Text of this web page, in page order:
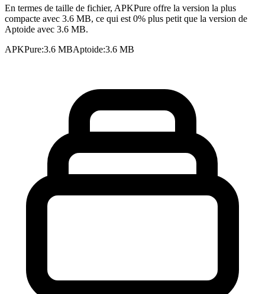
En termes de taille de fichier, APKPure offre la version la plus
compacte avec 3.6 MB, ce qui est 0% plus petit que la version de
Aptoide avec 3.6 MB.
APKPure:3.6 MBAptoide:3.6 MB